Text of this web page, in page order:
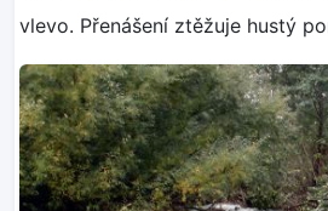
vlevo. Přenášení ztěžuje hustý